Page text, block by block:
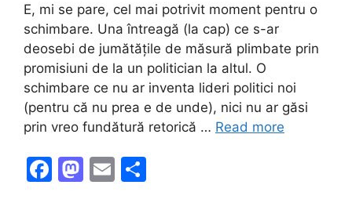
E, mi se pare, cel mai potrivit moment pentru o
schimbare. Una întreagă (la cap) ce s-ar
deosebi de jumătățile de măsură plimbate prin
promisiuni de la un politician la altul. O
schimbare ce nu ar inventa lideri politici noi
(pentru că nu prea e de unde), nici nu ar găsi
prin vreo fundătură retorică … Read more
F
M E